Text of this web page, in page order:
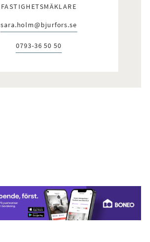
FASTIGHETSMÄKLARE
E-post:
sara.holm@bjurfors.se
Telefon:
0793-36 50 50